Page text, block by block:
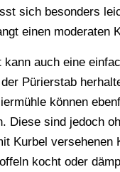
sich besonders
einen moderaten
auch eine
Pürierstab
können
Diese sind jedoch
Kurbel versehenen
kocht oder